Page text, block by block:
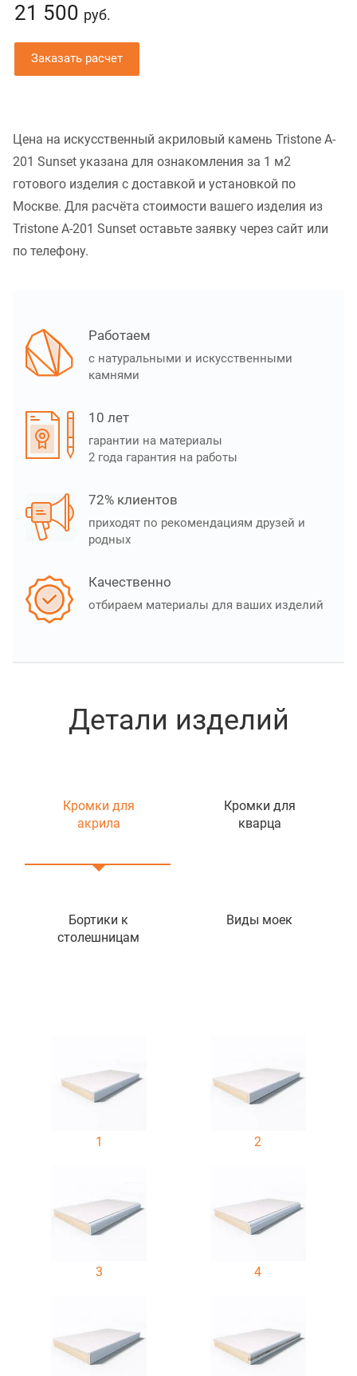
21 500 руб.
Заказать расчет
Цена на искусственный акриловый камень Tristone A-
201 Sunset указана для ознакомления за 1 м2
готового изделия с доставкой и установкой по
Москве. Для расчёта стоимости вашего изделия из
Tristone A-201 Sunset оставьте заявку через сайт или
по телефону.
Работаем
с натуральными и искусственными
камнями
10 лет
гарантии на материалы
2 года гарантия на работы
72% клиентов
приходят по рекомендациям друзей и
родных
Качественно
отбираем материалы для ваших изделий
Детали изделий
Кромки для
акрила
Кромки для
кварца
Бортики к
столешницам
Виды моек
1 2
3 4